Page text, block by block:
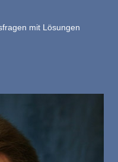
mit Lösungen